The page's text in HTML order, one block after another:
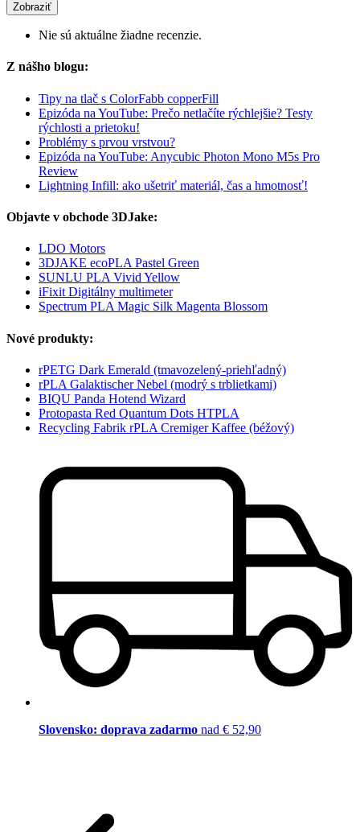
Zobraziť
Nie sú aktuálne žiadne recenzie.
Z nášho blogu:
Tipy na tlač s ColorFabb copperFill
Epizóda na YouTube: Prečo netlačíte rýchlejšie? Testy
rýchlosti a prietoku!
Problémy s prvou vrstvou?
Epizóda na YouTube: Anycubic Photon Mono M5s Pro
Review
Lightning Infill: ako ušetriť materiál, čas a hmotnosť!
Objavte v obchode 3DJake:
LDO Motors
3DJAKE ecoPLA Pastel Green
SUNLU PLA Vivid Yellow
iFixit Digitálny multimeter
Spectrum PLA Magic Silk Magenta Blossom
Nové produkty:
rPETG Dark Emerald (tmavozelený-priehľadný)
rPLA Galaktischer Nebel (modrý s trblietkami)
BIQU Panda Hotend Wizard
Protopasta Red Quantum Dots HTPLA
Recycling Fabrik rPLA Cremiger Kaffee (béžový)
Slovensko: doprava zadarmo nad € 52,90